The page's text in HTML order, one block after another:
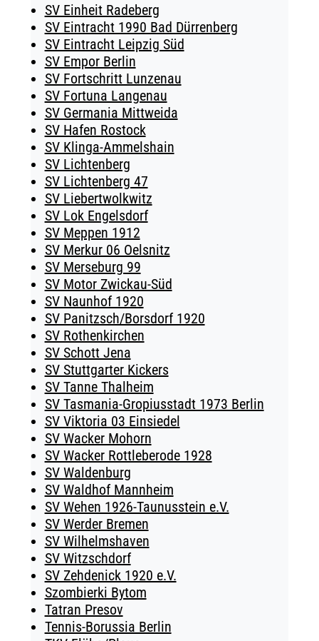
SV Einheit Radeberg
SV Eintracht 1990 Bad Dürrenberg
SV Eintracht Leipzig Süd
SV Empor Berlin
SV Fortschritt Lunzenau
SV Fortuna Langenau
SV Germania Mittweida
SV Hafen Rostock
SV Klinga-Ammelshain
SV Lichtenberg
SV Lichtenberg 47
SV Liebertwolkwitz
SV Lok Engelsdorf
SV Meppen 1912
SV Merkur 06 Oelsnitz
SV Merseburg 99
SV Motor Zwickau-Süd
SV Naunhof 1920
SV Panitzsch/​Borsdorf 1920
SV Rothenkirchen
SV Schott Jena
SV Stuttgarter Kickers
SV Tanne Thalheim
SV Tasmania-Gropiusstadt 1973 Berlin
SV Viktoria 03 Einsiedel
SV Wacker Mohorn
SV Wacker Rottleberode 1928
SV Waldenburg
SV Waldhof Mannheim
SV Wehen 1926-Taunusstein e.V.
SV Werder Bremen
SV Wilhelmshaven
SV Witzschdorf
SV Zehdenick 1920 e.V.
Szombierki Bytom
Tatran Presov
Tennis-Borussia Berlin